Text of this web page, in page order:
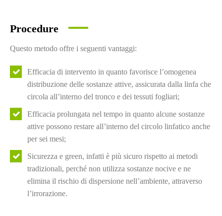
Procedure
Questo metodo offre i seguenti vantaggi:
Efficacia di intervento in quanto favorisce l’omogenea
distribuzione delle sostanze attive, assicurata dalla linfa che
circola all’interno del tronco e dei tessuti fogliari;
Efficacia prolungata nel tempo in quanto alcune sostanze
attive possono restare all’interno del circolo linfatico anche
per sei mesi;
Sicurezza e green, infatti è più sicuro rispetto ai metodi
tradizionali, perché non utilizza sostanze nocive e ne
elimina il rischio di dispersione nell’ambiente, attraverso
l’irrorazione.